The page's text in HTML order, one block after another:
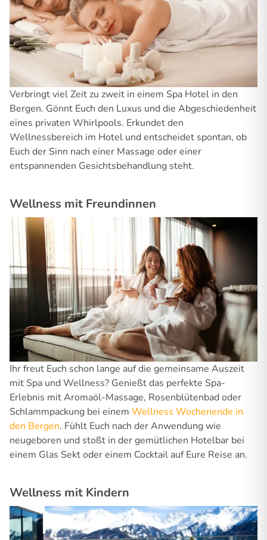
Verbringt viel Zeit zu zweit in einem Spa Hotel in den
Bergen. Gönnt Euch den Luxus und die Abgeschiedenheit
eines privaten Whirlpools. Erkundet den
Wellnessbereich im Hotel und entscheidet spontan, ob
Euch der Sinn nach einer Massage oder einer
entspannenden Gesichtsbehandlung steht.
Wellness mit Freundinnen
Ihr freut Euch schon lange auf die gemeinsame Auszeit
mit Spa und Wellness? Genießt das perfekte Spa-
Erlebnis mit Aromaöl-Massage, Rosenblütenbad oder
Schlammpackung bei einem Wellness Wochenende in
den Bergen. Fühlt Euch nach der Anwendung wie
neugeboren und stoßt in der gemütlichen Hotelbar bei
einem Glas Sekt oder einem Cocktail auf Eure Reise an.
Wellness mit Kindern